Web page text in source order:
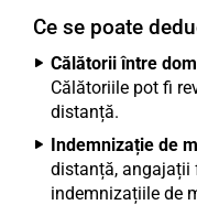
Ce se poate
Călătorii între
Călătoriile pot fi
distanță.
Indemnizație de
distanță, angajații
indemnizațiile de